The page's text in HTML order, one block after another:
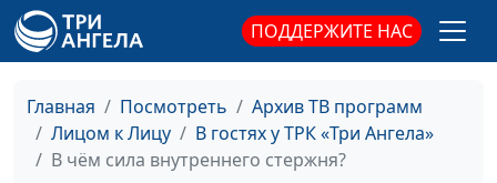
ПОДДЕРЖИТЕ НАС
Главная Посмотреть
Архив ТВ программ
Лицом к Лицу
В гостях у ТРК «Три Ангела»
В чём сила внутреннего стержня?